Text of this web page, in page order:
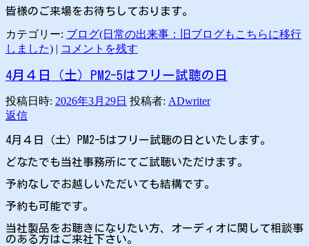
皆様のご来場をお待ちしております。
カテゴリー: ブログ(日常の出来事：旧ブログもこちらに移行
しました) | コメントを残す
4月４日（土）PM2-5はフリー試聴の日
投稿日時: 2026年3月29日 投稿者: ADwriter
返信
4月４日（土）PM2-5はフリー試聴の日といたします。
どなたでも当社事務所にてご試聴いただけます。
予約なしでお越しいただいても結構です。
予約も可能です。
当社製品をお聴きになりたい方、オーディオに関して相談事
のある方はご来社下さい。